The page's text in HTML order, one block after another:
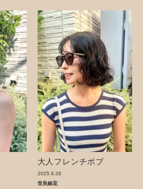
大人フレンチボブ
2025.9.26
世良綾花